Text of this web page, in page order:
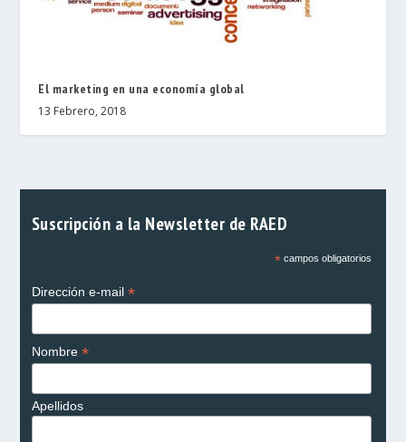
El marketing en una economía global
13 Febrero, 2018
Suscripción a la Newsletter de RAED
*campos obligatorios
Dirección e-mail *
Nombre *
Apellidos